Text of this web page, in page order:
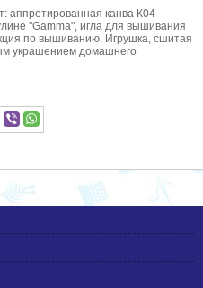
аппретированная канва К04
"Gamma", игла для вышивания
по вышиванию. Игрушка, сшитая
украшением домашнего